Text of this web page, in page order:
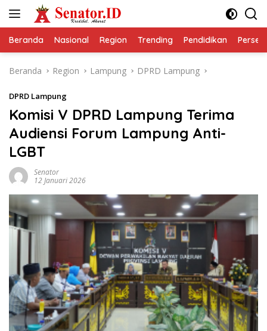
Beranda Nasional Region Trending Pendidikan
Beranda Region Lampung DPRD Lampung
DPRD Lampung
Komisi V DPRD Lampung Terima
Audiensi Forum Lampung Anti-
LGBT
Senator
12 Januari 2026